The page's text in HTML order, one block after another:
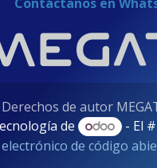
Derechos de autor
de
- El
electrónico de código